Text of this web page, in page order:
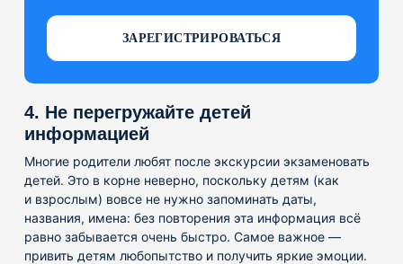
ЗАРЕГИСТРИРОВАТЬСЯ
4. Не перегружайте детей
информацией
Многие родители любят после экскурсии экзаменовать
детей. Это в корне неверно, поскольку детям (как
и взрослым) вовсе не нужно запоминать даты,
названия, имена: без повторения эта информация всё
равно забывается очень быстро. Самое важное —
привить детям любопытство и получить яркие эмоции.